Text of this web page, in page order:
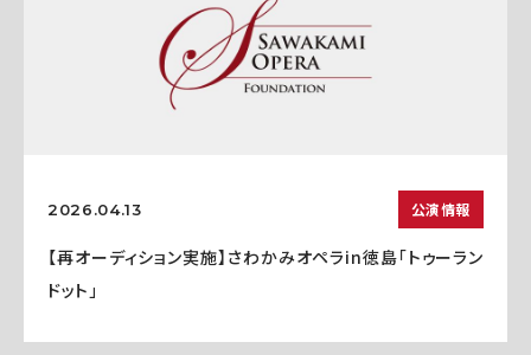
2026.04.13 公演情報
【再オーディション実施】さわかみオペラin徳島「トゥーラン
ドット」